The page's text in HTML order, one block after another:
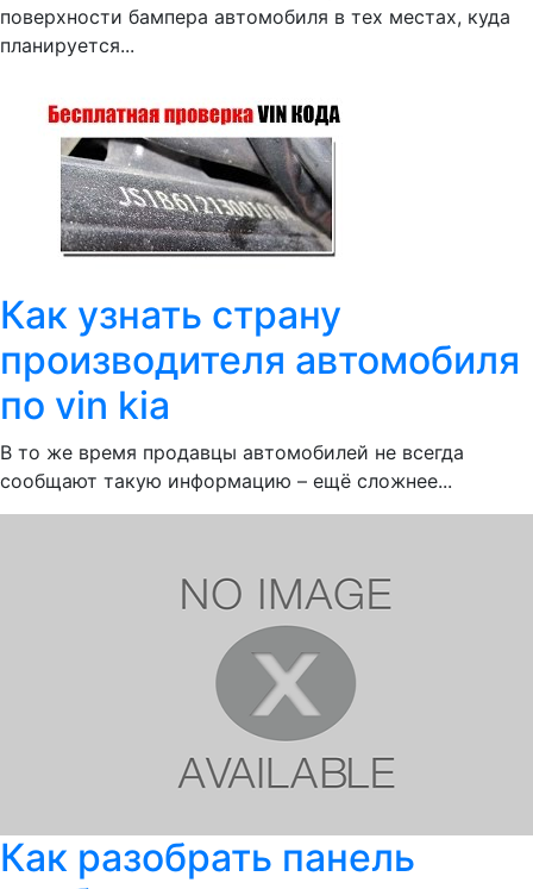
поверхности бампера автомобиля в тех местах, куда
планируется...
Как узнать страну
производителя автомобиля
по vin kia
В то же время продавцы автомобилей не всегда
сообщают такую информацию – ещё сложнее...
Как разобрать панель